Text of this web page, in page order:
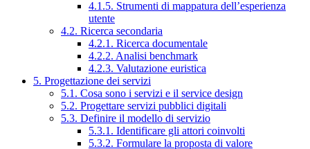
4.1.5. Strumenti di mappatura dell’esperienza
utente
4.2. Ricerca secondaria
4.2.1. Ricerca documentale
4.2.2. Analisi benchmark
4.2.3. Valutazione euristica
5. Progettazione dei servizi
5.1. Cosa sono i servizi e il service design
5.2. Progettare servizi pubblici digitali
5.3. Definire il modello di servizio
5.3.1. Identificare gli attori coinvolti
5.3.2. Formulare la proposta di valore